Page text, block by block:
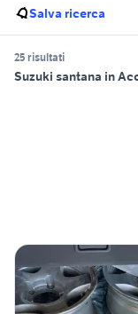
Salva ricerca
25 risultati
Suzuki santana in